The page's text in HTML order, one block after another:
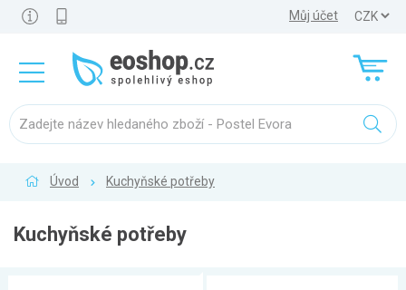
Můj účet
Úvod Kuchyňské potřeby
Kuchyňské potřeby